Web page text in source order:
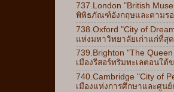
737.London "British
พิพิธภัณฑ์อังกฤษและตามร
738.Oxford "City of
แห่งมหาวิทยาลัยเก่าแก่ที่สุ
739.Brighton "The
เมืองรีสอร์ทริมทะเลตอนใต้
740.Cambridge "City of
เมืองแห่งการศึกษาและศูน